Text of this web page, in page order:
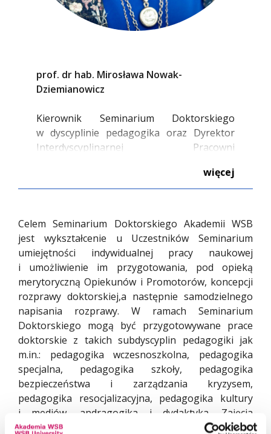
prof. dr hab. Mirosława Nowak-
Dziemianowicz
Kierownik Seminarium Doktorskiego
w dyscyplinie pedagogika oraz Dyrektor
Interdyscyplinarnej Pracowni
Akademii WSB. Edukacja, wychowanie,
szkoła, nauczyciel to pierwszy obszar
Profesor. Drugim obszarem są relacje
między ludźmi, związki intymne,
małżeństwo, rodzina i wszystko to, co dzieje
się w nich „pomiędzy”: małżonkami,
partnerami, rodzicami i dziećmi.
Interdyscyplinarne badania prowadzone
przez Panią Profesor ulokowane są
w jakościowym paradygmacie badań oraz
w szerokim społeczno-kulturowym
kontekście.
więcej
Celem Seminarium Doktorskiego Akademii WSB
jest wykształcenie u Uczestników Seminarium
umiejętności indywidualnej pracy naukowej
i umożliwienie im przygotowania, pod opieką
merytoryczną Opiekunów i Promotorów, koncepcji
rozprawy doktorskiej,a następnie samodzielnego
napisania rozprawy. W ramach Seminarium
Doktorskiego mogą być przygotowywane prace
doktorskie z takich subdyscyplin pedagogiki jak
m.in.: pedagogika wczesnoszkolna, pedagogika
specjalna, pedagogika szkoły, pedagogika
bezpieczeństwa i zarządzania kryzysem,
pedagogika resocjalizacyjna, pedagogika kultury
i mediów, andragogika i dydaktyka. Zajęcia
w ramach Seminarium Doktorskiego odbywają się